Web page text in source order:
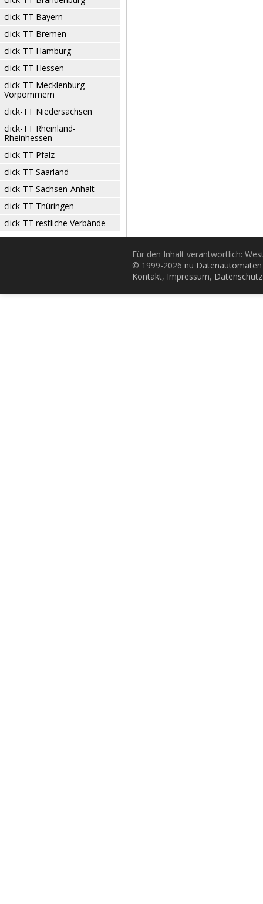
click-TT Bayern
click-TT Bremen
click-TT Hamburg
click-TT Hessen
click-TT Mecklenburg-
Vorpommern
click-TT Niedersachsen
click-TT Rheinland-
Rheinhessen
click-TT Pfalz
click-TT Saarland
click-TT Sachsen-Anhalt
click-TT Thüringen
click-TT restliche Verbände
Für den Inhalt verantwortlich:
© 1999-2026 nu
Kontakt, Impressum, Datenschutz